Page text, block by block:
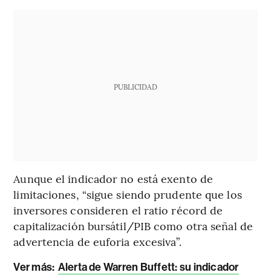
PUBLICIDAD
Aunque el indicador no está exento de
limitaciones, “sigue siendo prudente que los
inversores consideren el ratio récord de
capitalización bursátil/PIB como otra señal de
advertencia de euforia excesiva”.
Ver más: Alerta de Warren Buffett: su indicador